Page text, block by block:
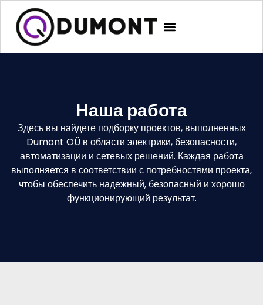
Наша работа
Здесь вы найдете подборку проектов, выполненных
Dumont OÜ в области электрики, безопасности,
автоматизации и сетевых решений. Каждая работа
выполняется в соответствии с потребностями проекта,
чтобы обеспечить надежный, безопасный и хорошо
функционирующий результат.